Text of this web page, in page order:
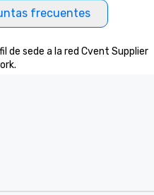
frecuentes
de sede a la red Cvent Supplier